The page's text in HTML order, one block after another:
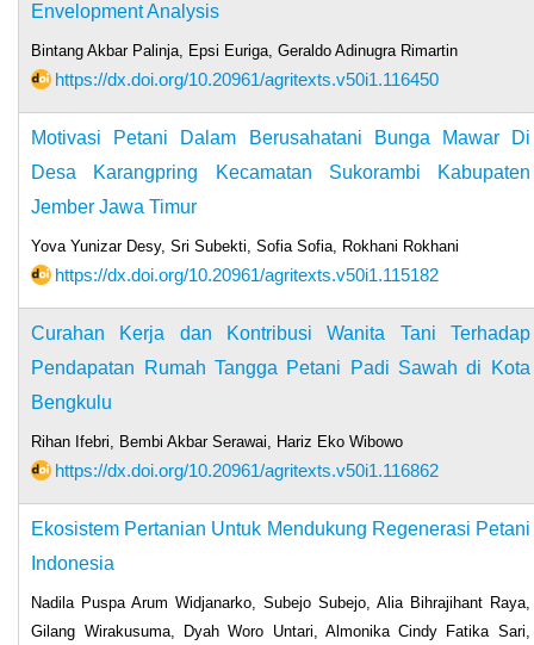
Envelopment Analysis
Bintang Akbar Palinja, Epsi Euriga, Geraldo Adinugra Rimartin
https://dx.doi.org/10.20961/agritexts.v50i1.116450
Motivasi Petani Dalam Berusahatani Bunga Mawar Di
Desa Karangpring Kecamatan Sukorambi Kabupaten
Jember Jawa Timur
Yova Yunizar Desy, Sri Subekti, Sofia Sofia, Rokhani Rokhani
https://dx.doi.org/10.20961/agritexts.v50i1.115182
Curahan Kerja dan Kontribusi Wanita Tani Terhadap
Pendapatan Rumah Tangga Petani Padi Sawah di Kota
Bengkulu
Rihan Ifebri, Bembi Akbar Serawai, Hariz Eko Wibowo
https://dx.doi.org/10.20961/agritexts.v50i1.116862
Ekosistem Pertanian Untuk Mendukung Regenerasi Petani
Indonesia
Nadila Puspa Arum Widjanarko, Subejo Subejo, Alia Bihrajihant Raya,
Gilang Wirakusuma, Dyah Woro Untari, Almonika Cindy Fatika Sari,